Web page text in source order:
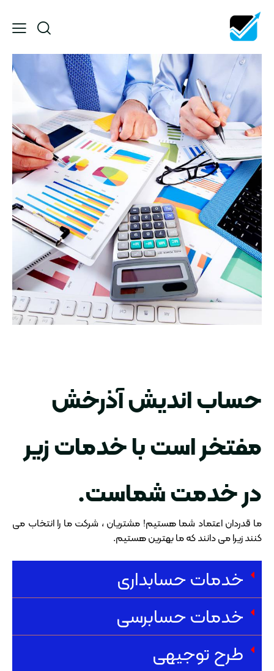
حساب اندیش آذرخش
مفتخر است با خدمات زیر
در خدمت شماست.
ما قدردان اعتماد شما هستیم! مشتریان ، شرکت ما را انتخاب می
کنند زیرا می دانند که ما بهترین هستیم.
خدمات حسابداری
خدمات حسابرسی
طرح توجیهی